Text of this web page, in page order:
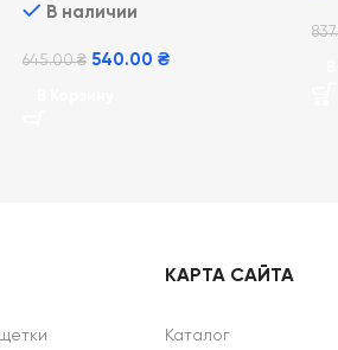
В наличии
645.00₴ 540.00 ₴
КАРТА САЙТА
Каталог